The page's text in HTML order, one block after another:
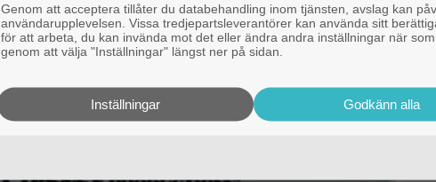
Genom att acceptera tillåter du databehandling inom tjänsten, avslag kan
användarupplevelsen. Vissa tredjepartsleverantörer kan använda sitt
för att arbeta, du kan invända mot det eller ändra andra inställningar när
genom att välja "Inställningar" längst ner på sidan.
Godkänn alla
Inställningar